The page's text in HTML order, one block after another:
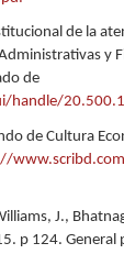
de la
y
de
handle/
de Cultura
J.,
p 124. General